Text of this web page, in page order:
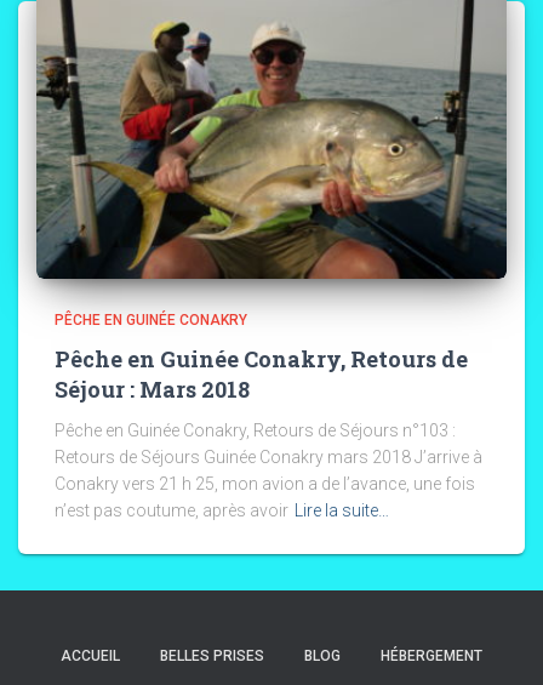
PÊCHE EN GUINÉE CONAKRY
Pêche en Guinée Conakry, Retours de
Séjour : Mars 2018
Pêche en Guinée Conakry, Retours de Séjours n°103 :
Retours de Séjours Guinée Conakry mars 2018 J’arrive à
Conakry vers 21 h 25, mon avion a de l’avance, une fois
n’est pas coutume, après avoir
Lire la suite…
ACCUEIL BELLES PRISES BLOG HÉBERGEMENT